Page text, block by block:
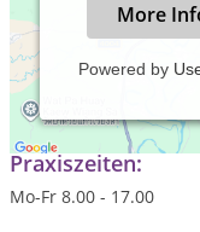
More
Powered by
Elisabeth Zweigert, 52
Praxiszeiten:
Mo-Fr 8.00 - 17.00